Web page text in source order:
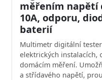
měřením napětí
10A, odporu,
baterií
Multimetr digitální
elektrických instalacích,
domácím měření.
a střídavého napětí,